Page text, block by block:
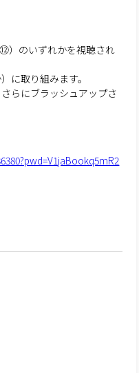
）のいずれかを視聴され
取り組みます。
らにブラッシュアップさ